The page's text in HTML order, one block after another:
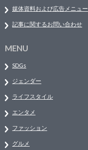
媒体資料および広告メニュー
記事に関するお問い合わせ
MENU
SDGs
ジェンダー
ライフスタイル
エンタメ
ファッション
グルメ